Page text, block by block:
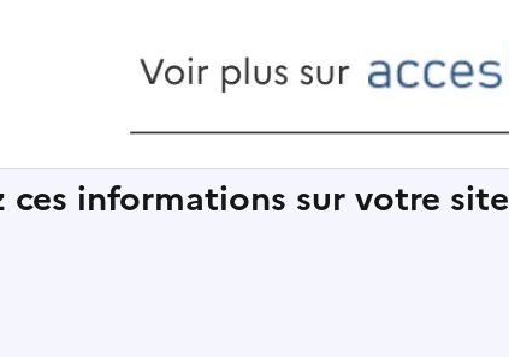
ces informations sur votre site